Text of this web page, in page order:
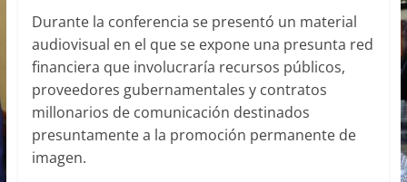
Durante la conferencia se presentó un material
audiovisual en el que se expone una presunta red
financiera que involucraría recursos públicos,
proveedores gubernamentales y contratos
millonarios de comunicación destinados
presuntamente a la promoción permanente de
imagen.